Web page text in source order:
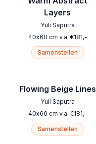
Layers
Yuli Saputra
40x60 cm v.a. €181,-
Samenstellen
Flowing Beige Lines
Yuli Saputra
40x60 cm v.a. €181,-
Samenstellen